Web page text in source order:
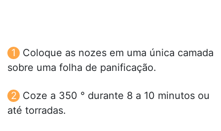
Coloque as nozes em uma única camada
sobre uma folha de panificação.
Coze a 350 ° durante 8 a 10 minutos ou
até torradas.